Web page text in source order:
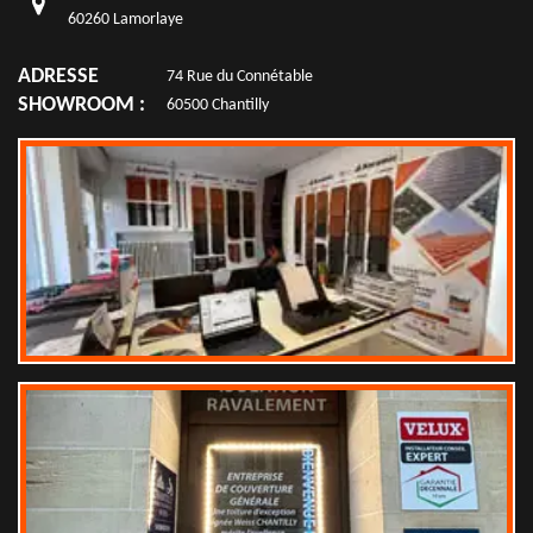
60260 Lamorlaye
ADRESSE
SHOWROOM :
74 Rue du Connétable
60500 Chantilly